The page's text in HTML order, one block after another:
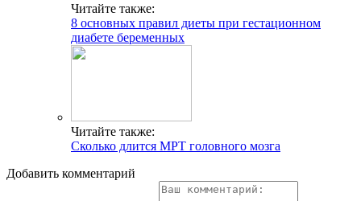
Читайте также:
8 основных правил диеты при гестационном
диабете беременных
Читайте также:
Сколько длится МРТ головного мозга
Добавить комментарий